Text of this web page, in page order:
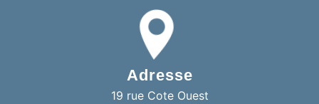
Adresse
19 rue Cote Ouest